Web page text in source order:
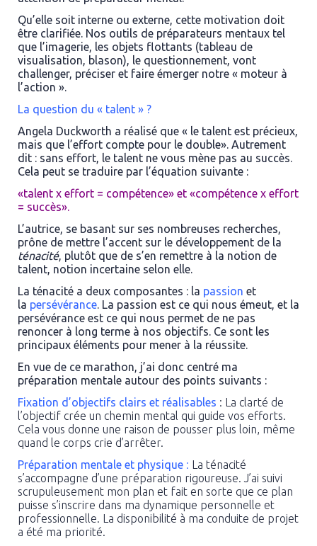
Qu’elle soit interne ou externe, cette motivation doit
être clarifiée. Nos outils de préparateurs mentaux tel
que l’imagerie, les objets flottants (tableau de
visualisation, blason), le questionnement, vont
challenger, préciser et faire émerger notre « moteur à
l’action ».
La question du « talent » ?
Angela Duckworth a réalisé que « le talent est précieux,
mais que l’effort compte pour le double». Autrement
dit : sans effort, le talent ne vous mène pas au succès.
Cela peut se traduire par l’équation suivante :
«talent x effort = compétence» et «compétence x effort
= succès».
L’autrice, se basant sur ses nombreuses recherches,
prône de mettre l’accent sur le développement de la
ténacité, plutôt que de s’en remettre à la notion de
talent, notion incertaine selon elle.
La ténacité a deux composantes : la passion et
la persévérance. La passion est ce qui nous émeut, et la
persévérance est ce qui nous permet de ne pas
renoncer à long terme à nos objectifs. Ce sont les
principaux éléments pour mener à la réussite.
En vue de ce marathon, j’ai donc centré ma
préparation mentale autour des points suivants :
Fixation d’objectifs clairs et réalisables : La clarté de
l’objectif crée un chemin mental qui guide vos efforts.
Cela vous donne une raison de pousser plus loin, même
quand le corps crie d’arrêter.
Préparation mentale et physique : La ténacité
s’accompagne d’une préparation rigoureuse. J’ai suivi
scrupuleusement mon plan et fait en sorte que ce plan
puisse s’inscrire dans ma dynamique personnelle et
professionnelle. La disponibilité à ma conduite de projet
a été ma priorité.